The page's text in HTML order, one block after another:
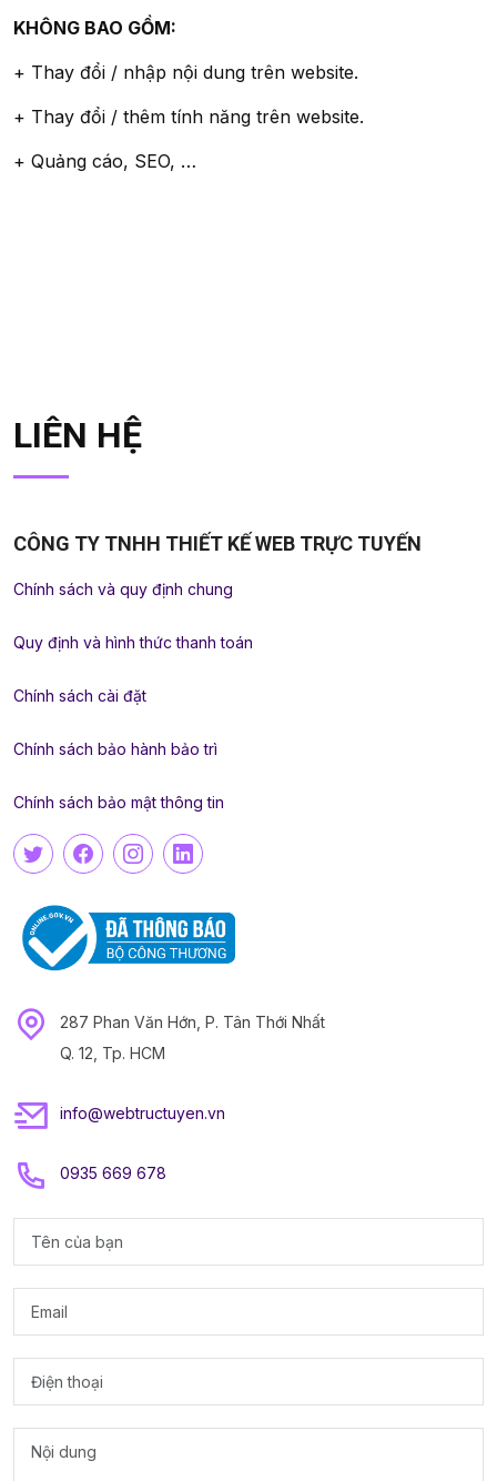
KHÔNG BAO GỒM:
+ Thay đổi / nhập nội dung trên website.
+ Thay đổi / thêm tính năng trên website.
+ Quảng cáo, SEO, …
LIÊN HỆ
CÔNG TY TNHH THIẾT KẾ WEB TRỰC TUYẾN
Chính sách và quy định chung
Quy định và hình thức thanh toán
Chính sách cài đặt
Chính sách bảo hành bảo trì
Chính sách bảo mật thông tin
287 Phan Văn Hớn, P. Tân Thới Nhất
Q. 12, Tp. HCM
info@webtructuyen.vn
0935 669 678